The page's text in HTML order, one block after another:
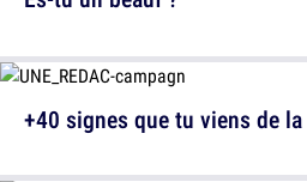
+40 signes que tu viens de